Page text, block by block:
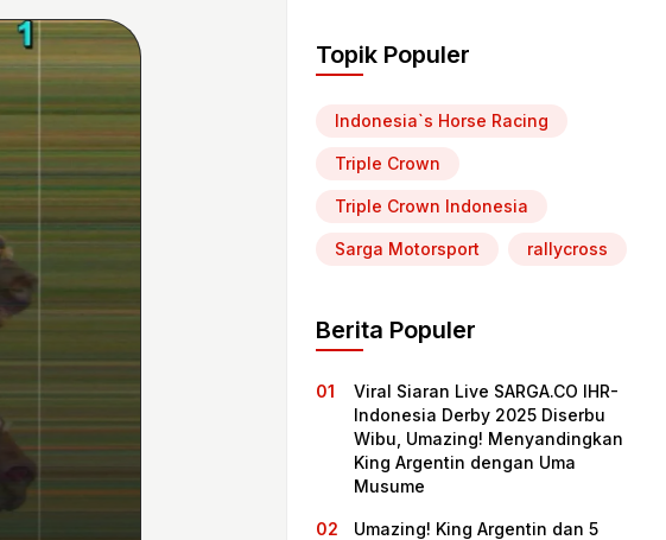
Topik Populer
Indonesia`s Horse Racing
Triple Crown
Triple Crown Indonesia
Sarga Motorsport rallycross
Berita Populer
Viral Siaran Live SARGA.CO IHR-
Indonesia Derby 2025 Diserbu
Wibu, Umazing! Menyandingkan
King Argentin dengan Uma
Musume
Umazing! King Argentin dan 5